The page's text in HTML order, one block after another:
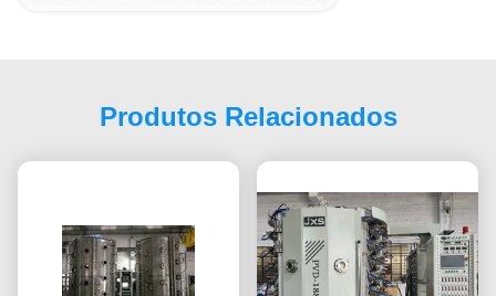
Produtos Relacionados